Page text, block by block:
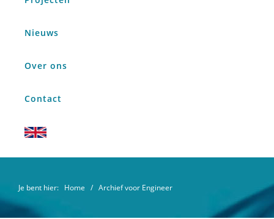
Nieuws
Over ons
Contact
Je bent hier: Home / Archief voor Engineer